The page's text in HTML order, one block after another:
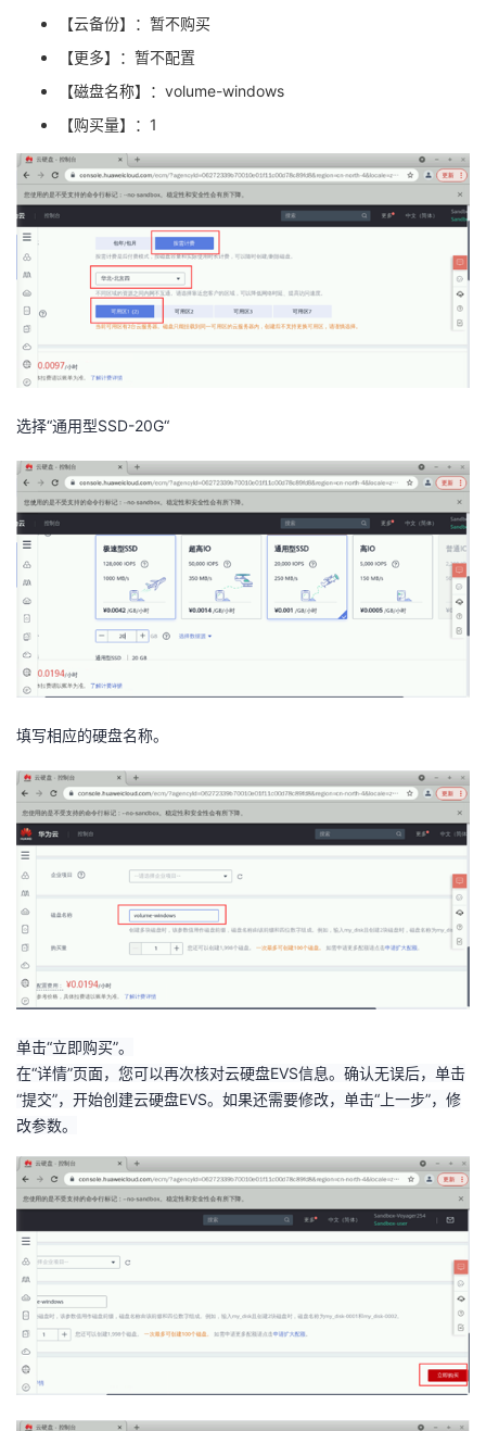
【云备份】：暂不购买
【更多】：暂不配置
【磁盘名称】： volume-windows
【购买量】： 1
选择“通用型SSD-20G“
填写相应的硬盘名称。
单击“立即购买”。
在“详情”页面，您可以再次核对云硬盘EVS信息。确认无误后，单击
“提交”，开始创建云硬盘EVS。如果还需要修改，单击“上一步”，修
改参数。